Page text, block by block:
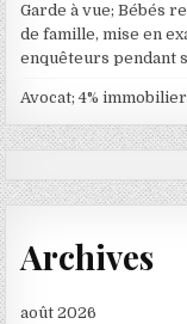
Garde à vue; Bébés
de famille, mise en
enquêteurs pendant
Avocat; 4%
Archives
août 2026